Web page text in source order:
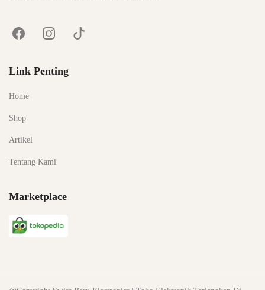
Link Penting
Home
Shop
Artikel
Tentang Kami
Marketplace